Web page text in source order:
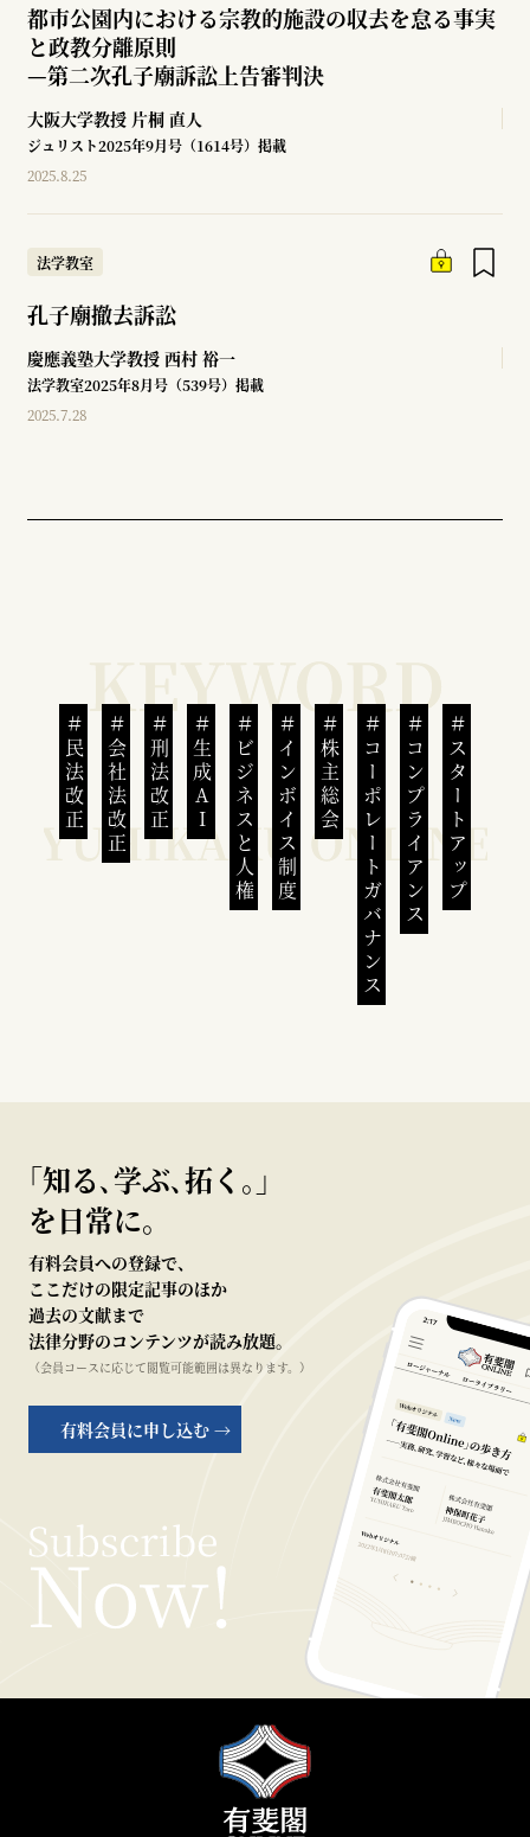
都市公園内における宗教的施設の収去を怠る事実
と政教分離原則
—第二次孔子廟訴訟上告審判決
大阪大学教授 片桐 直人
ジュリスト2025年9月号（1614号）掲載
2025.8.25
法学教室
孔子廟撤去訴訟
慶應義塾大学教授 西村 裕一
法学教室2025年8月号（539号）掲載
2025.7.28
民法改正 会社法改正 刑法改正 生成AI ビジネスと人権インボイス制度 株主総会 コーポレートガバナンスコンプライアンススタートアップ
｢知る､学ぶ､拓く｡｣
を日常に。
有料会員への登録で、
ここだけの限定記事のほか
過去の文献まで
法律分野のコンテンツが読み放題。
（会員コースに応じて閲覧可能範囲は異なります。）
有料会員に申し込む →